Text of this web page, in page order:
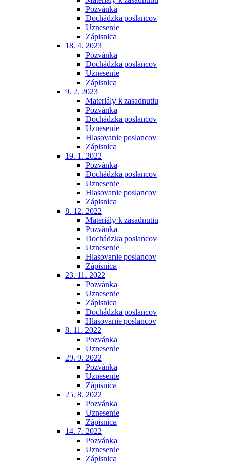
Pozvánka
Dochádzka poslancov
Uznesenie
Zápisnica
18. 4. 2023
Pozvánka
Dochádzka poslancov
Uznesenie
Zápisnica
9. 2. 2023
Materiály k zasadnutiu
Pozvánka
Dochádzka poslancov
Uznesenie
Hlasovanie poslancov
Zápisnica
19. 1. 2022
Pozvánka
Dochádzka poslancov
Uznesenie
Hlasovanie poslancov
Zápisnica
8. 12. 2022
Materiály k zasadnutiu
Pozvánka
Dochádzka poslancov
Uznesenie
Hlasovanie poslancov
Zápisnica
23. 11. 2022
Pozvánka
Uznesenie
Zápisnica
Dochádzka poslancov
Hlasovanie poslancov
8. 11. 2022
Pozvánka
Uznesenie
29. 9. 2022
Pozvánka
Uznesenie
Zápisnica
25. 8. 2022
Pozvánka
Uznesenie
Zápisnica
14. 7. 2022
Pozvánka
Uznesenie
Zápisnica